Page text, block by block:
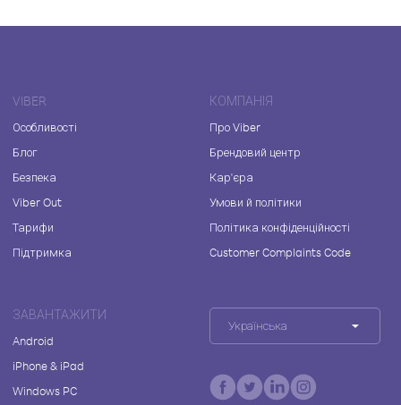
VIBER
Особливості
Блог
Безпека
Viber Out
Тарифи
Підтримка
КОМПАНІЯ
Про Viber
Брендовий центр
Кар'єра
Умови й політики
Політика конфіденційності
Customer Complaints Code
ЗАВАНТАЖИТИ
Android
iPhone & iPad
Windows PC
Українська